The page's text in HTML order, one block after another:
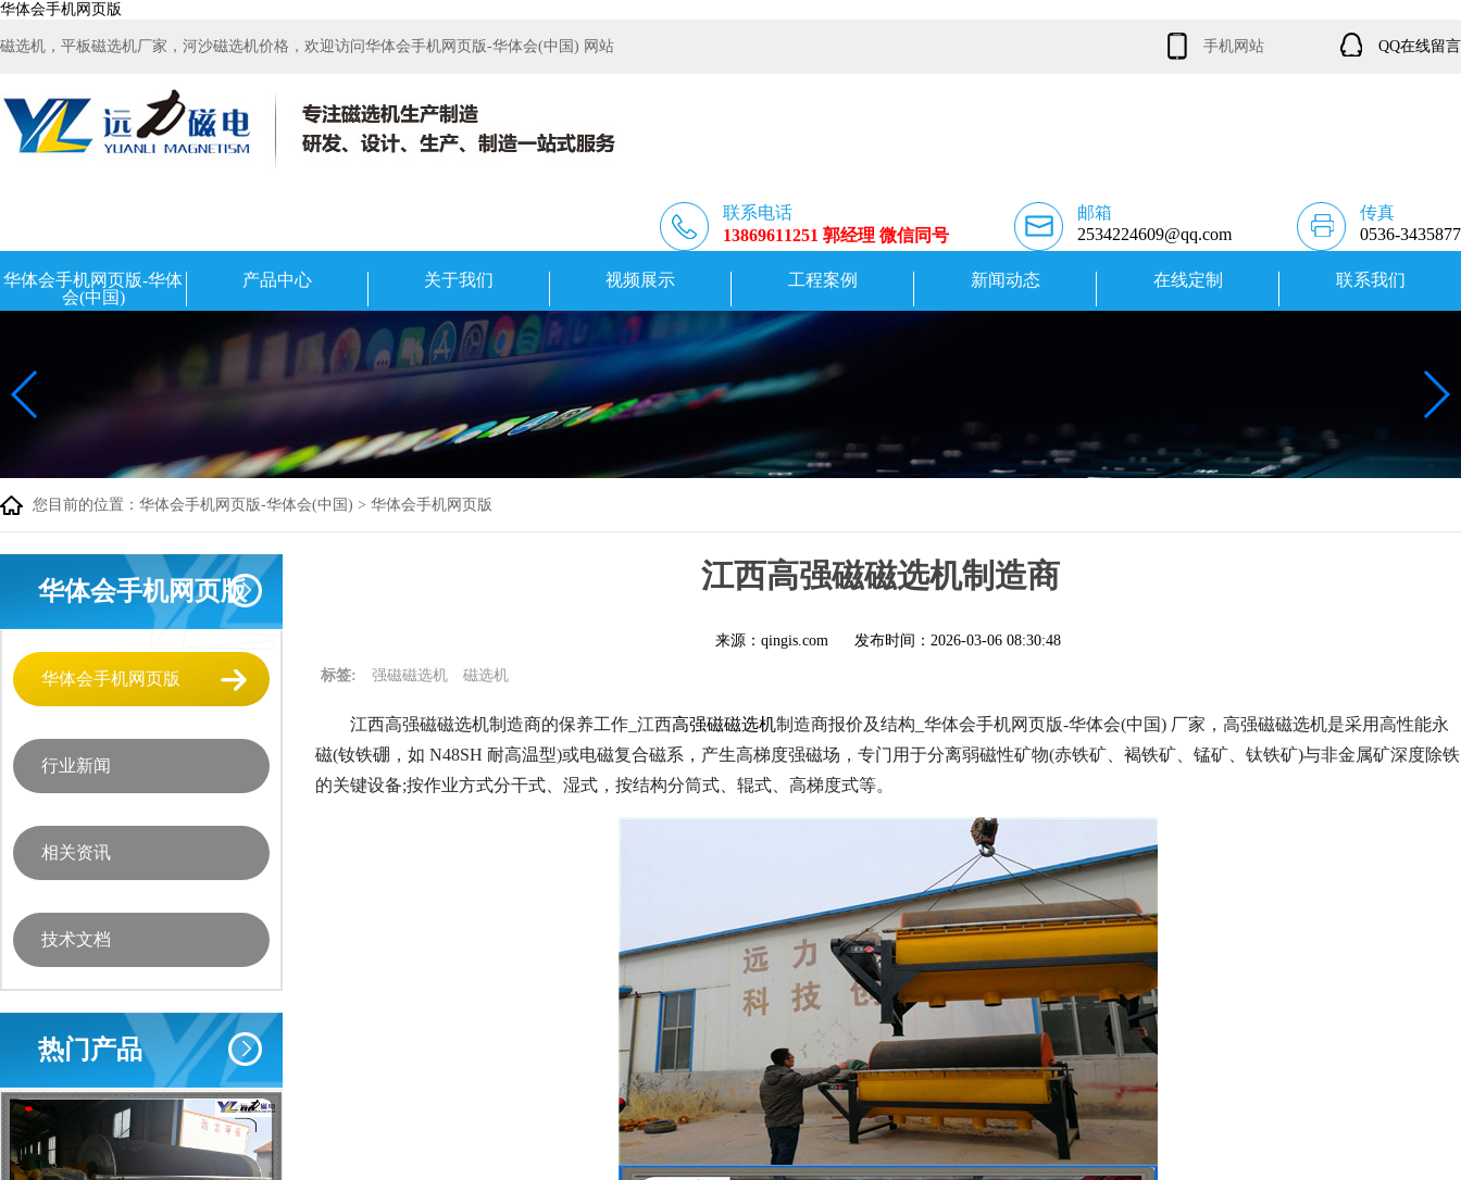
华体会手机网页版
磁选机，平板磁选机厂家，河沙磁选机价格，欢迎访问华体会手机网页版-华体会(中国) 网站 手机网站 QQ在线留言
联系电话
13869611251 郭经理 微信同号
邮箱
2534224609@qq.com
传真
0536-3435877
华体会手机网页版-华体
会(中国)
产品中心 关于我们 视频展示 工程案例 新闻动态 在线定制 联系我们
您目前的位置： 华体会手机网页版-华体会(中国) > 华体会手机网页版
华体会手机网页版
华体会手机网页版
行业新闻
相关资讯
技术文档
热门产品
江西高强磁磁选机制造商
来源：qingis.com 发布时间： 2026-03-06 08:30:48
标签: 强磁磁选机 磁选机
江西高强磁磁选机制造商的保养工作_江西高强磁磁选机制造商报价及结构_华体会手机网页版-华体会(中国) 厂家，高强磁磁选机是采用高性能永
磁(钕铁硼，如 N48SH 耐高温型)或电磁复合磁系，产生高梯度强磁场，专门用于分离弱磁性矿物(赤铁矿、褐铁矿、锰矿、钛铁矿)与非金属矿深度除铁
的关键设备;按作业方式分干式、湿式，按结构分筒式、辊式、高梯度式等。